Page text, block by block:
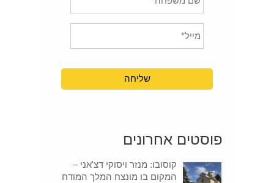
פוסטים אחרונים
קוסובו: מנזר ויסוקי דצ'אני –
המקום בו מונצח המלך המודח